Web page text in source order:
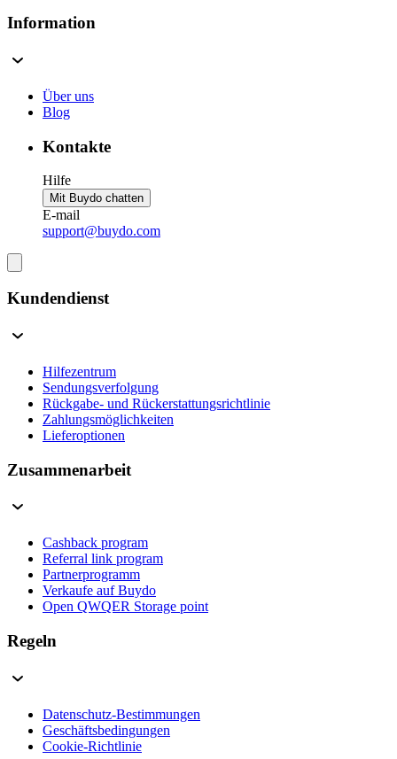
Information
Über uns
Blog
Kontakte
Hilfe
Mit Buydo chatten
E-mail
support@buydo.com
Kundendienst
Hilfezentrum
Sendungsverfolgung
Rückgabe- und Rückerstattungsrichtlinie
Zahlungsmöglichkeiten
Lieferoptionen
Zusammenarbeit
Cashback program
Referral link program
Partnerprogramm
Verkaufe auf Buydo
Open QWQER Storage point
Regeln
Datenschutz-Bestimmungen
Geschäftsbedingungen
Cookie-Richtlinie